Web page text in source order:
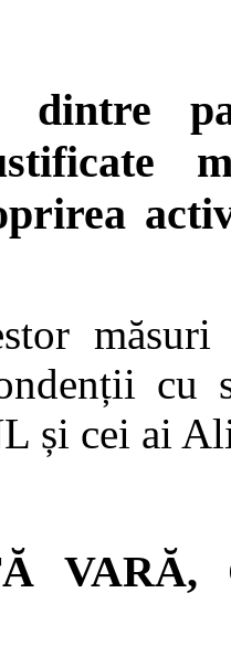
dintre
cu
și cei ai